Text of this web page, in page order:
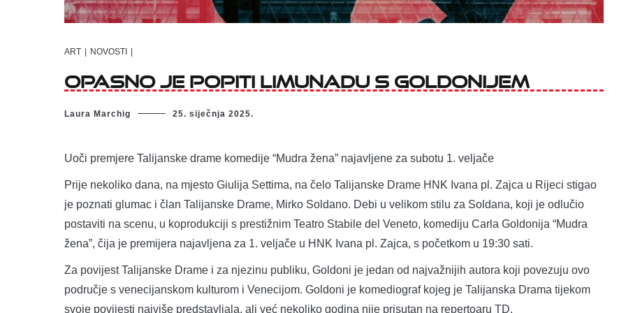
ART | NOVOSTI |
Opasno je popiti Limunadu s Goldonijem
Laura Marchig 25. siječnja 2025.
Uoči premjere Talijanske drame komedije “Mudra žena” najavljene za subotu 1. veljače
Prije nekoliko dana, na mjesto Giulija Settima, na čelo Talijanske Drame HNK Ivana pl. Zajca u Rijeci stigao
je poznati glumac i član Talijanske Drame, Mirko Soldano. Debi u velikom stilu za Soldana, koji je odlučio
postaviti na scenu, u koprodukciji s prestižnim Teatro Stabile del Veneto, komediju Carla Goldonija “Mudra
žena”, čija je premijera najavljena za 1. veljače u HNK Ivana pl. Zajca, s početkom u 19:30 sati.
Za povijest Talijanske Drame i za njezinu publiku, Goldoni je jedan od najvažnijih autora koji povezuju ovo
područje s venecijanskom kulturom i Venecijom. Goldoni je komediograf kojeg je Talijanska Drama tijekom
svoje povijesti najviše predstavljala, ali već nekoliko godina nije prisutan na repertoaru TD.